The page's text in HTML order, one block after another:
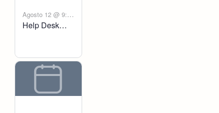
Agosto 12 @ 9:00
am - 6:00 pm
Help Desk